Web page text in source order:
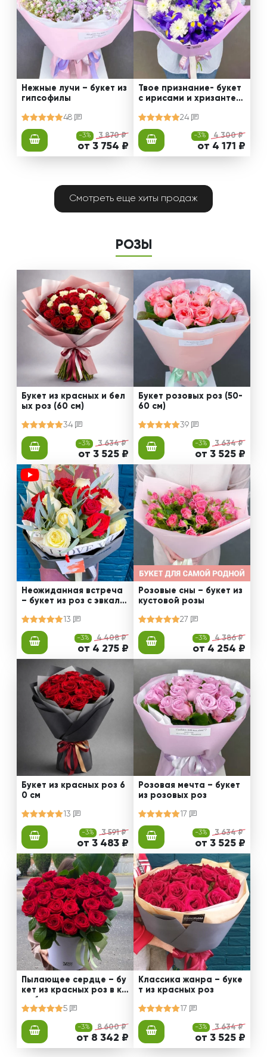
Нежные лучи – букет из
гипсофилы
48
-3% 3 870 ₽
от 3 754 ₽
Твое признание- букет
с ирисами и хризантем
24
-3% 4 300 ₽
от 4 171 ₽
Смотреть еще хиты продаж
РОЗЫ
Букет из красных и бел
ых роз (60 см)
34
-3% 3 634 ₽
от 3 525 ₽
Букет розовых роз (50-
60 см)
39
-3% 3 634 ₽
от 3 525 ₽
Неожиданная встреча
– букет из роз с эвкали
13
-3% 4 408 ₽
от 4 275 ₽
Розовые сны – букет из
кустовой розы
27
-3% 4 386 ₽
от 4 254 ₽
Букет из красных роз 6
0 см
13
-3% 3 591 ₽
от 3 483 ₽
Розовая мечта – букет
из розовых роз
17
-3% 3 634 ₽
от 3 525 ₽
Пылающее сердце – бу
кет из красных роз в ко
робке
5
-3% 8 600 ₽
от 8 342 ₽
Классика жанра – буке
т из красных роз
17
-3% 3 634 ₽
от 3 525 ₽